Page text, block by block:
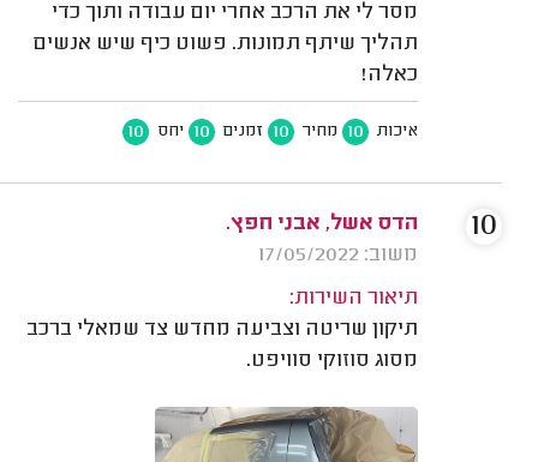
מסר לי את הרכב אחרי יום עבודה ותוך כדי
תהליך שיתף תמונות. פשוט כיף שיש אנשים
כאלה!
איכות 10 מחיר 10 זמנים 10 יחס 10
הדס אשל, אבני חפץ.
משוב: 17/05/2022
תיאור השירות:
תיקון שריטה וצביעה מחדש צד שמאלי ברכב
מסוג סוזוקי סוויפט.
10